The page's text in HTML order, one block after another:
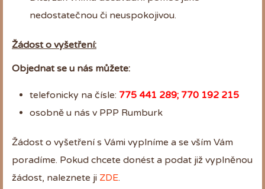
nedostatečnou či neuspokojivou.
Žádost o vyšetření:
Objednat se u nás můžete:
telefonicky na čísle: 775 441 289; 770 192 215
osobně u nás v PPP Rumburk
Žádost o vyšetření s Vámi vyplníme a se vším Vám
poradíme. Pokud chcete donést a podat již vyplněnou
žádost, naleznete ji ZDE.